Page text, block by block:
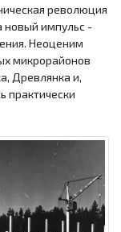
революция
новый импульс -
Неоценим
микрорайонов
Древлянка и,
практически